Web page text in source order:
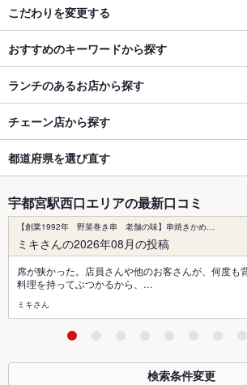
こだわりを変更する
おすすめのキーワードから探す
ランチのあるお店から探す
チェーン店から探す
都道府県を選び直す
宇都宮駅西口エリアの最新口コミ
【創業1992年 野菜巻き串 老舗の味】串焼きかめ…
ミキさんの2026年08月の投稿
席が狭かった。店員さんや他のお客さんが、何度
料理を持ってぶつかるから、…
ミキさん
検索条件変更